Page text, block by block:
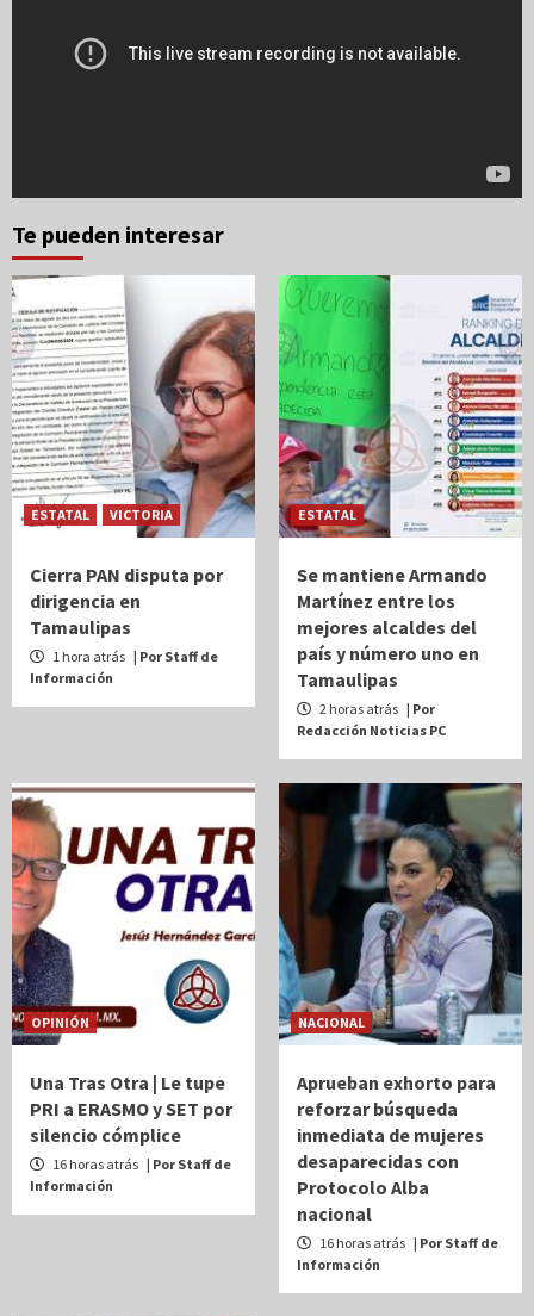
Te pueden interesar
ESTATAL VICTORIA
Cierra PAN disputa por
dirigencia en
Tamaulipas
1 hora atrás | Por Staff de
Información
ESTATAL
Se mantiene Armando
Martínez entre los
mejores alcaldes del
país y número uno en
Tamaulipas
2 horas atrás | Por
Redacción Noticias PC
OPINIÓN
Una Tras Otra | Le tupe
PRI a ERASMO y SET por
silencio cómplice
16 horas atrás | Por Staff de
Información
NACIONAL
Aprueban exhorto para
reforzar búsqueda
inmediata de mujeres
desaparecidas con
Protocolo Alba
nacional
16 horas atrás | Por Staff de
Información